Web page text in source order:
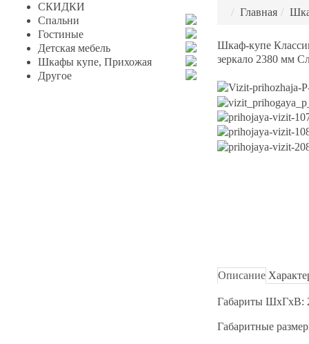
Главная
Шкаф-купе
зеркало 2380 мм
Описание
Габариты ШхГхВ:
Габаритные
СКИДКИ
Спальни
Гостиные
Детская мебель
Шкафы купе, Прихожая
Другое